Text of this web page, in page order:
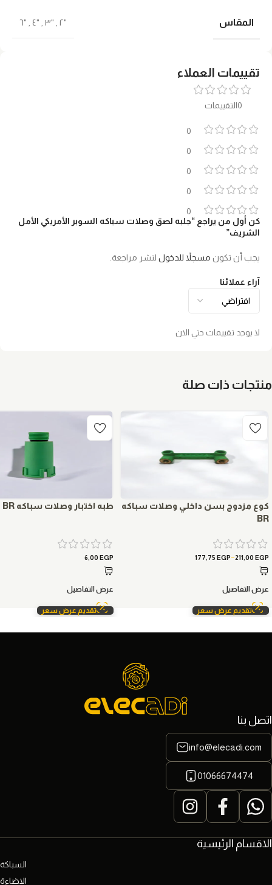
تقييمات العملاء
0التقييمات
0
0
0
0
0
آراء عملائنا
لا يوجد تقييمات حتي الان
كن أول من يراجع “جلبه لصق وصلات سباكه السوبر الأمريكي الأمل
الشريف”
يجب أن تكون مسجلاً للدخول لنشر مراجعة.
المقاس "٢ "٣ "٤ "٦
منتجات ذات صلة
كوع مزدوج بسن داخلي وصلات سباكه
BR
177,75 EGP–211,00 EGP
عرض التفاصيل
تقديم عرض سعر
طبه اختبار وصلات سباكه BR
6,00 EGP
عرض التفاصيل
تقديم عرض سعر
الاقسام الرئيسية
السباكة
الاضاءة
اتصل بنا
info@elecadi.com
01066674474